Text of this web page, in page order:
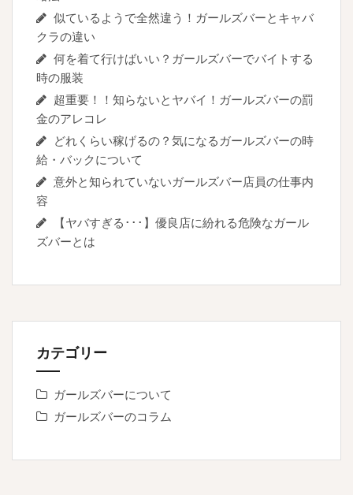
似ているようで全然違う！ガールズバーとキャバ
クラの違い
何を着て行けばいい？ガールズバーでバイトする
時の服装
超重要！！知らないとヤバイ！ガールズバーの罰
金のアレコレ
どれくらい稼げるの？気になるガールズバーの時
給・バックについて
意外と知られていないガールズバー店員の仕事内
容
【ヤバすぎる･･･】優良店に紛れる危険なガール
ズバーとは
カテゴリー
ガールズバーについて
ガールズバーのコラム